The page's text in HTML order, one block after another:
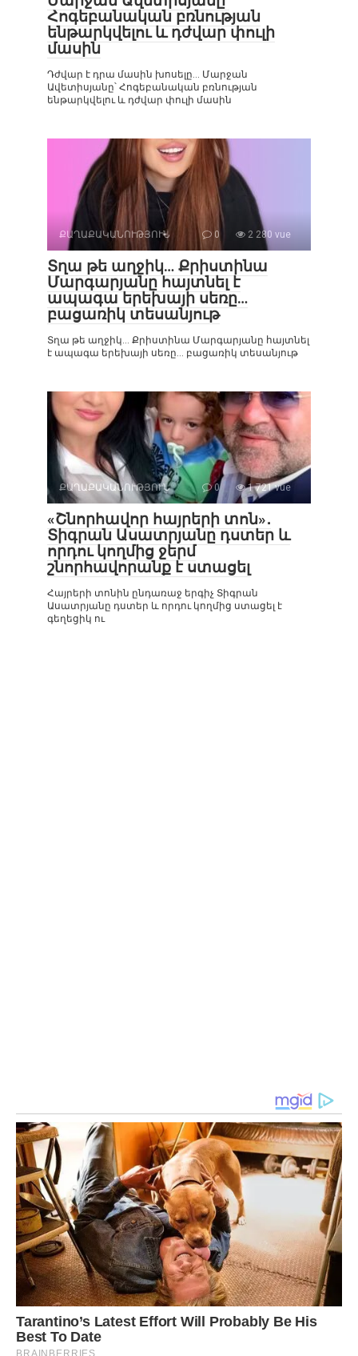
Հոգեբանական բռնության
ենթարկվելու և դժվար փուլի
մասին
Դժվար է դրա մասին խոսելը… Մարջան
Ավետիսյանը՝ Հոգեբանական բռնության
ենթարկվելու և դժվար փուլի մասին
ՔԱՂԱՔԱԿԱՆՈՒԹՅՈՒՆ 0 2 280 vue
Տղա թե աղջիկ… Քրիստինա
Մարգարյանը հայտնել է
ապագա երեխայի սեռը…
բացառիկ տեսանյութ
Տղա թե աղջիկ… Քրիստինա Մարգարյանը հայտնել
է ապագա երեխայի սեռը… բացառիկ տեսանյութ
ՔԱՂԱՔԱԿԱՆՈՒԹՅՈՒՆ 0 1 721 vue
«Շնորհավոր հայրերի տոն»․
Տիգրան Ասատրյանը դստեր և
որդու կողմից ջերմ
շնորհավորանք է ստացել
Հայրերի տոնին ընդառաջ երգիչ Տիգրան
Ասատրյանը դստեր և որդու կողմից ստացել է
գեղեցիկ ու